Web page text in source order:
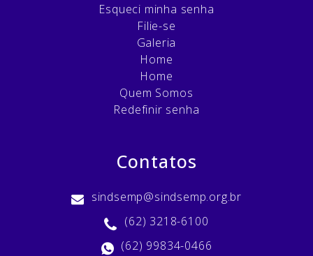
Esqueci minha senha
Filie-se
Galeria
Home
Home
Quem Somos
Redefinir senha
Contatos
sindsemp@sindsemp.org.br
(62) 3218-6100
(62) 99834-0466